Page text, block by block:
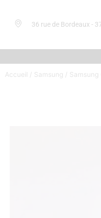
36 rue de Bordeaux -
Accueil / Samsung / Samsung